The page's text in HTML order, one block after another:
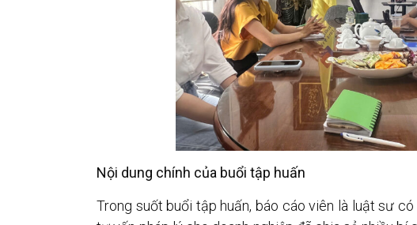
Nội dung chính của buổi tập huấn
Trong suốt buổi tập huấn, báo cáo viên là luật sư